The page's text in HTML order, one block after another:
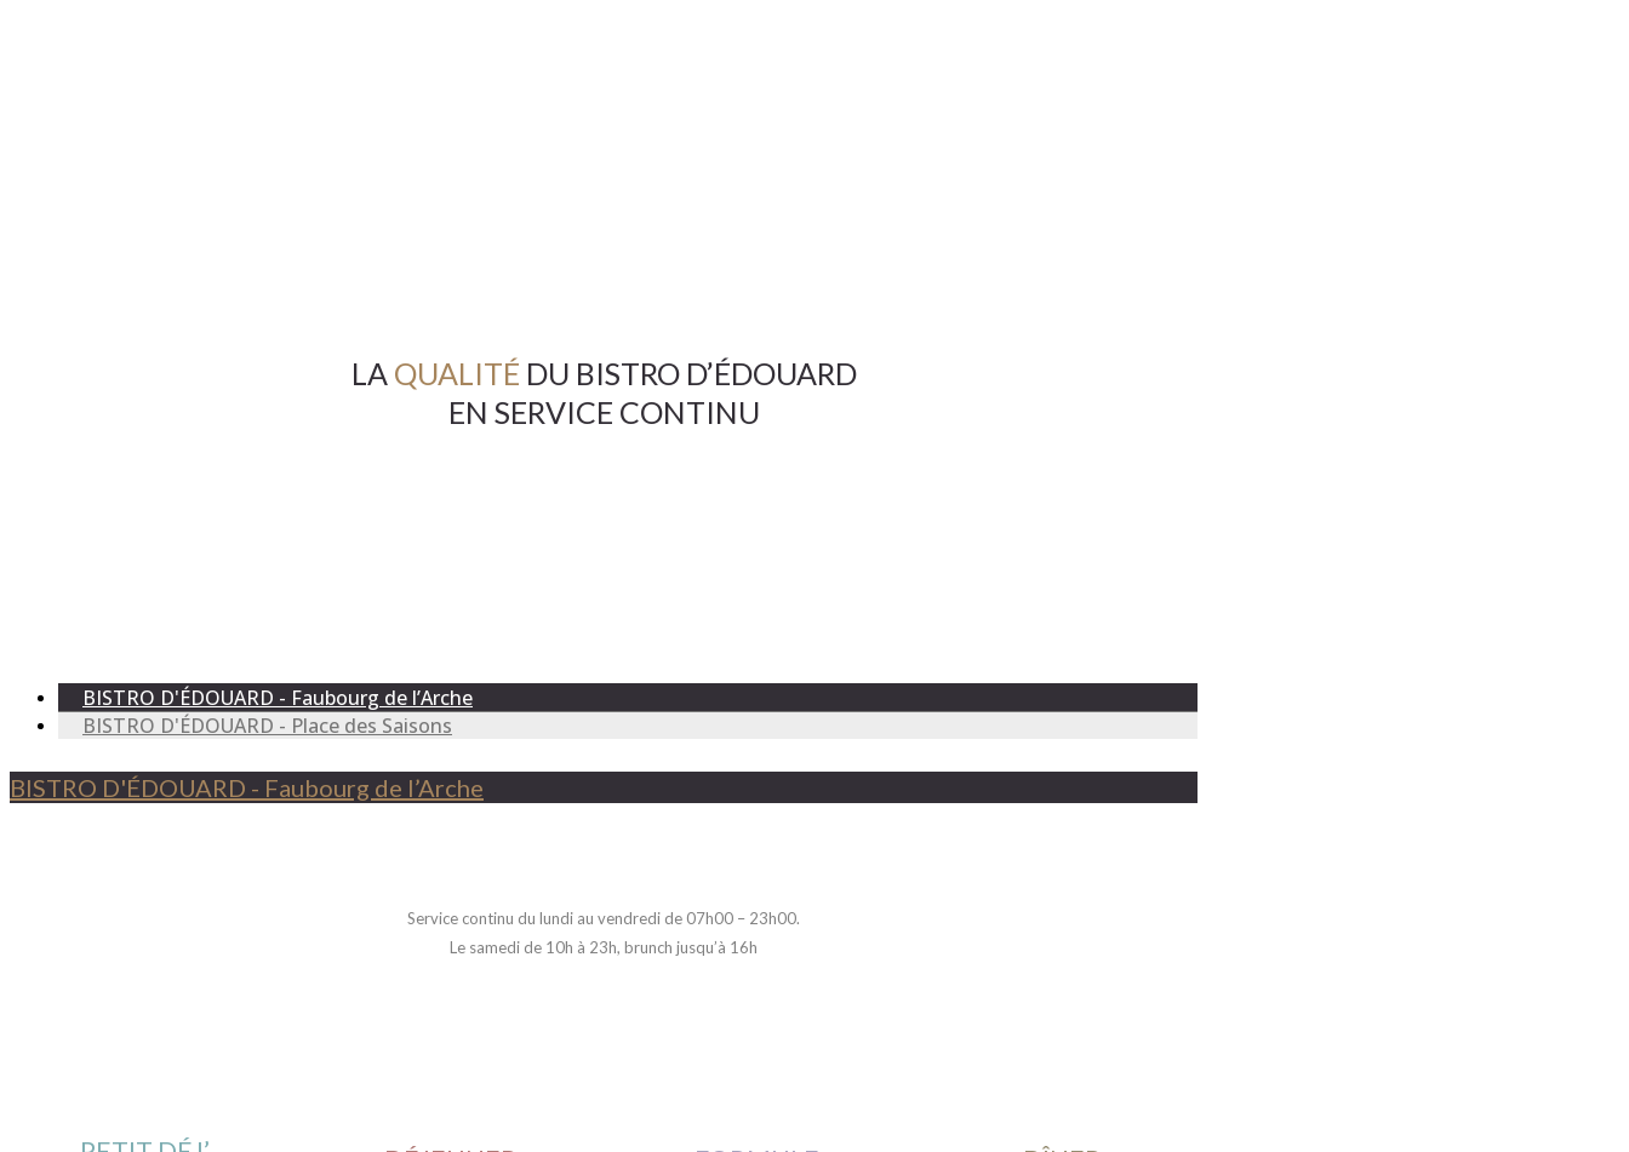
LAQUALITÉ DU BISTRO D’ÉDOUARD
EN SERVICE CONTINU
BISTRO D'ÉDOUARD - Faubourg de l’Arche
BISTRO D'ÉDOUARD - Place des Saisons
BISTRO D'ÉDOUARD - Faubourg de l’Arche
Service continu du lundi au vendredi de 07h00 – 23h00.
Le samedi de 10h à 23h, brunch jusqu’à 16h